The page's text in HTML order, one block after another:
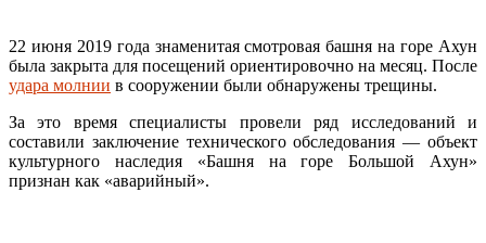
22 июня 2019 года знаменитая смотровая башня на горе Ахун
была закрыта для посещений ориентировочно на месяц. После
удара молнии в сооружении были обнаружены трещины.
За это время специалисты провели ряд исследований и
составили заключение технического обследования — объект
культурного наследия «Башня на горе Большой Ахун»
признан как «аварийный».